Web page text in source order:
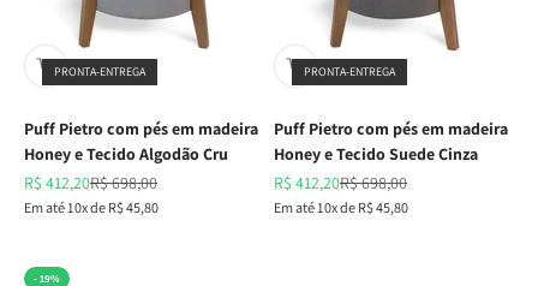
PRONTA-ENTREGA
Puff Pietro com pés em madeira
Honey e Tecido Algodão Cru
Preço promocional
R$ 412,20Preço normal
R$ 698,00
Em até 10x de R$ 45,80
PRONTA-ENTREGA
Puff Pietro com pés em madeira
Honey e Tecido Suede Cinza
Preço promocional
R$ 412,20Preço normal
R$ 698,00
Em até 10x de R$ 45,80
- 19%